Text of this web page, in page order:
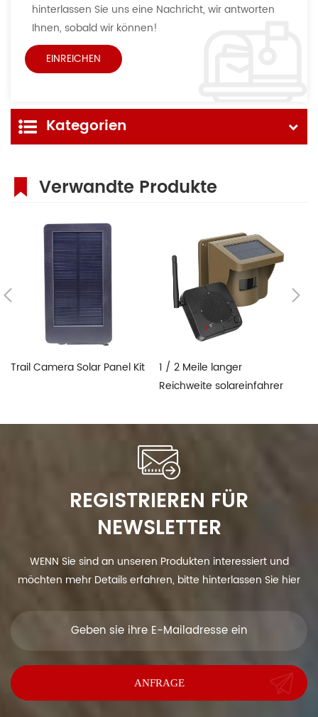
hinterlassen Sie uns eine Nachricht, wir antworten
Ihnen, sobald wir können!
Kategorien
Verwandte Produkte
Trail Camera Solar Panel Kit
1 / 2 Meile langer
Reichweite solareinfahrer
REGISTRIEREN FÜR
NEWSLETTER
WENN Sie sind an unseren Produkten interessiert und
möchten mehr Details erfahren, bitte hinterlassen Sie hier